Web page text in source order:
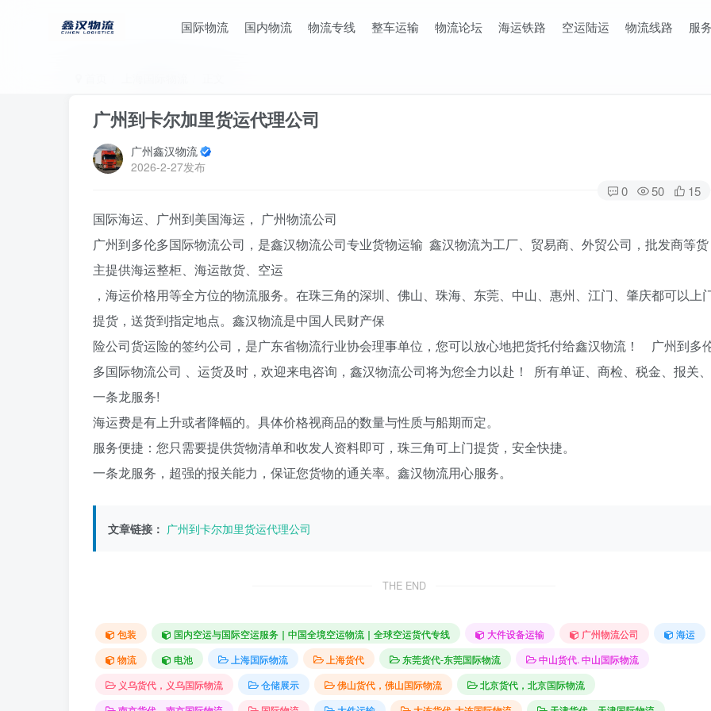
国际物流 国内物流 物流专线 整车运输 物流论坛 海运铁路 空运陆运 物流线路 服
广州到卡尔加里货运代理公司
广州鑫汉物流
2026-2-27发布
0 50 15
国际海运、广州到美国海运， 广州物流公司
广州到多伦多国际物流公司，是鑫汉物流公司专业货物运输 鑫汉物流为工厂、贸易商、外贸公司，批发商等货
主提供海运整柜、海运散货、空运
，海运价格用等全方位的物流服务。在珠三角的深圳、佛山、珠海、东莞、中山、惠州、江门、肇庆都可以上
提货，送货到指定地点。鑫汉物流是中国人民财产保
险公司货运险的签约公司，是广东省物流行业协会理事单位，您可以放心地把货托付给鑫汉物流！ 广州到多
多国际物流公司 、运货及时，欢迎来电咨询，鑫汉物流公司将为您全力以赴！ 所有单证、商检、税金、报关、
一条龙服务!
海运费是有上升或者降幅的。具体价格视商品的数量与性质与船期而定。
服务便捷：您只需要提供货物清单和收发人资料即可，珠三角可上门提货，安全快捷。
一条龙服务，超强的报关能力，保证您货物的通关率。鑫汉物流用心服务。
文章链接： 广州到卡尔加里货运代理公司
THE END
包装 国内空运与国际空运服务｜中国全境空运物流｜全球空运货代专线 大件设备运输 广州物流公司
海运
物流
电池 上海国际物流 上海货代 东莞货代-东莞国际物流
中山货代. 中山国际物流
义乌货代，义乌国际物流
仓储展示 佛山货代，佛山国际物流
北京货代，北京国际物流